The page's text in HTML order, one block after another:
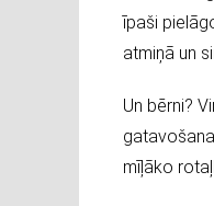
īpaši
atmiņā un
Un bērni?
mīļāko